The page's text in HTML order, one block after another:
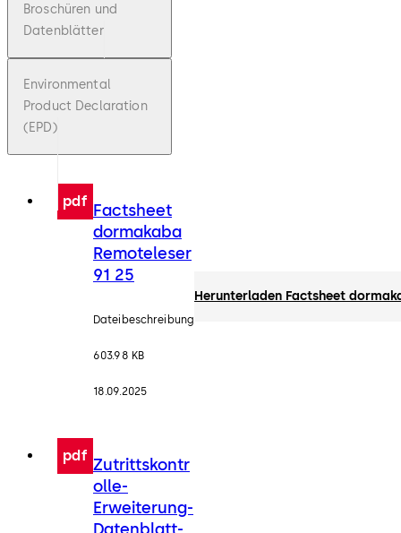
Broschüren und
Datenblätter
Environmental
Product Declaration
(EPD)
pdf Factsheet
dormakaba
Remoteleser
91 25
Dateibeschreibung
603.98 KB
18.09.2025
Herunterladen Factsheet
pdf Zutrittskontr
olle-
Erweiterung-
Datenblatt-